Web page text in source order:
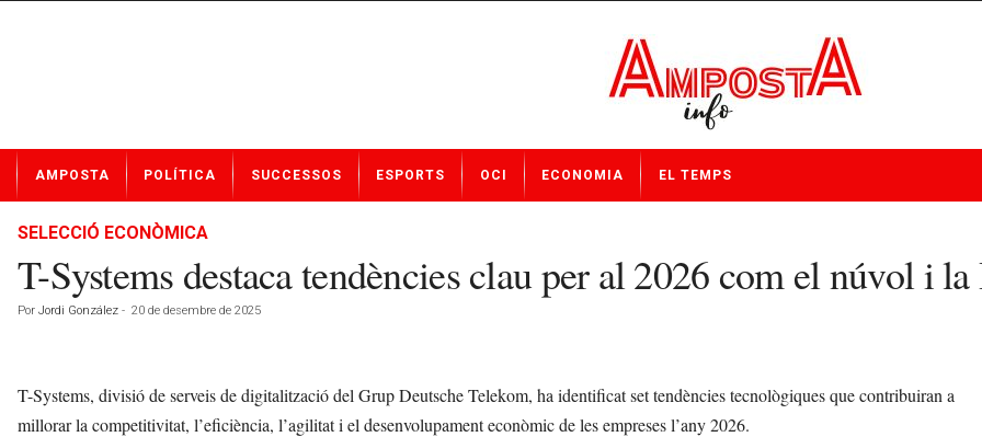
t
AMPOSTA POLÍTICA SUCCESSOS ESPORTS OCI ECONOMIA EL TEMPS
SELECCIÓ ECONÒMICA
T-Systems destaca tendències clau per al 2026 com el núvol i
Por Jordi González - 20 de desembre de 2025
T-Systems, divisió de serveis de digitalització del Grup Deutsche Telekom, ha identificat set tendències tecnològiques que contribuiran a
millorar la competitivitat, l’eficiència, l’agilitat i el desenvolupament econòmic de les empreses l’any 2026.